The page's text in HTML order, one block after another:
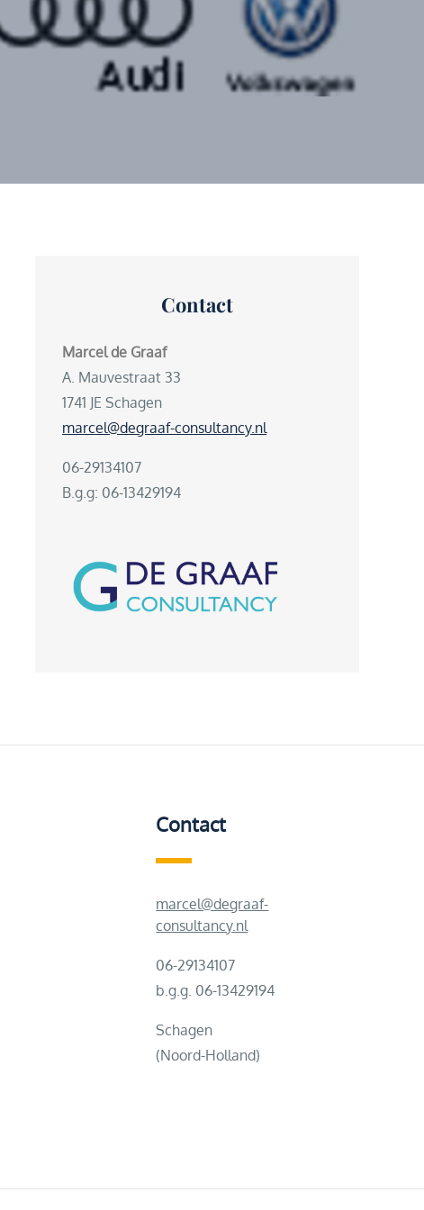
Contact
Marcel de Graaf
A. Mauvestraat 33
1741 JE Schagen
marcel@degraaf-consultancy.nl
06-29134107
B.g.g: 06-13429194
Contact
marcel@degraaf-
consultancy.nl
06-29134107
b.g.g. 06-13429194
Schagen
(Noord-Holland)